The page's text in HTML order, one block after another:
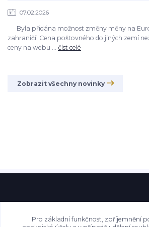
07.02.2026
Byla přidána možnost změny měny na
zahraničí. Cena poštovného do jiných zemí
ceny na webu ... číst celé
Zobrazit všechny novinky
Pro základní funkčnost, zpříjemnění